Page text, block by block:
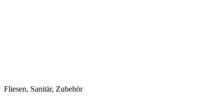
Fliesen, Sanitär, Zubehör